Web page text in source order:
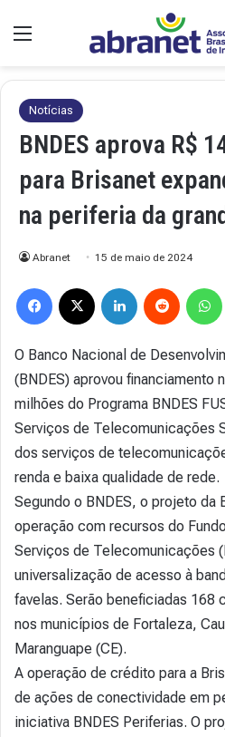
Notícias
BNDES aprova R$
para Brisanet
na periferia da
Abranet 15 de maio de 2024
O Banco Nacional de
(BNDES) aprovou financiamento
milhões do Programa BNDES
Serviços de Telecomunicações
dos serviços de
renda e baixa qualidade de rede.
Segundo o BNDES, o projeto da
operação com recursos do
Serviços de Telecomunicações
universalização de acesso à
favelas. Serão beneficiadas 168
nos municípios de Fortaleza,
Maranguape (CE).
A operação de crédito para a
de ações de conectividade em
iniciativa BNDES Periferias. O